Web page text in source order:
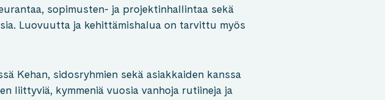
sopimusten- ja projektinhallintaa sekä
Luovuutta ja kehittämishalua on tarvittu myös
Kehan, sidosryhmien sekä asiakkaiden kanssa
liittyviä, kymmeniä vuosia vanhoja rutiineja ja